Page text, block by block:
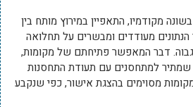
מקודמיו, התאפיין במירוץ מותח בין
מעודדים ומבשרים על תחלואה
דבר המאפשר פתיחתם של מקומות,
למתחסנים עם תעודת התחסנות
מסוימים בהצגת אישור, כפי שנקבע